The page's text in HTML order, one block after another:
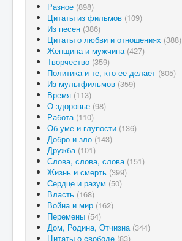
Разное (898)
Цитаты из фильмов (109)
Из песен (386)
Цитаты о любви и отношениях (388)
Женщина и мужчина (427)
Творчество (359)
Политика и те, кто ее делает (805)
Из мультфильмов (359)
Время (113)
О здоровье (98)
Работа (110)
Об уме и глупости (136)
Добро и зло (143)
Дружба (101)
Слова, слова, слова (151)
Жизнь и смерть (399)
Сердце и разум (50)
Власть (168)
Война и мир (162)
Перемены (54)
Дом, Родина, Отчизна (344)
Цитаты о свободе (83)